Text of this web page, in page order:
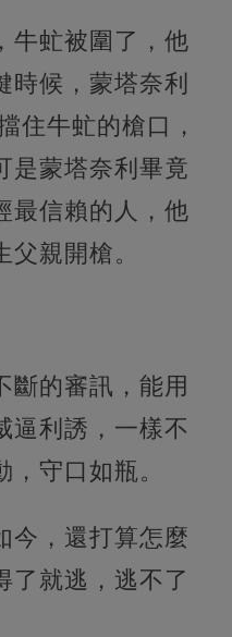
牛虻被圍了，他
時候，蒙塔奈利
住牛虻的槍口，
是蒙塔奈利畢竟
最信賴的人，他
親開槍。
斷的審訊，能用
逼利誘，一樣不
守口如瓶。
今，還打算怎麼
了就逃，逃不了